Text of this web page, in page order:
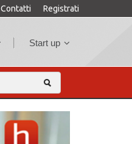
Contatti Registrati
Start up